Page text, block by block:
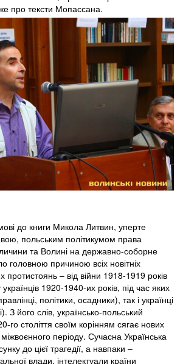
про тексти Мопассана.
до книги Микола Литвин, уперте
польським політикумом права
та Волині на державно-соборне
головною причиною всіх новітніх
протистоянь – від війни 1918-1919 років
1920-1940-их років, під час яких
політики, осадники), так і українці
З його слів, українсько-польський
го століття своїм корінням сягає нових
періоду. Сучасна Українська
до цієї трагедії, а навпаки –
влади, інтелектуали країни